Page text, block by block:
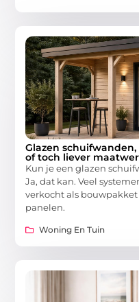
Glazen
of toch liever
Kun je een glazen
Ja, dat kan. Veel
verkocht als
panelen.
Woning En Tuin